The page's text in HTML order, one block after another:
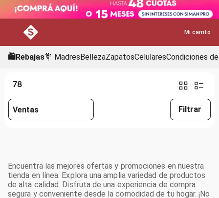
Mi carrito
🛍️Rebajas💐 MadresBellezaZapatosCelularesCondiciones
78
Ventas Filtrar
Encuentra las mejores ofertas y promociones en nuestra
tienda en línea. Explora una amplia variedad de productos
de alta calidad. Disfruta de una experiencia de compra
segura y conveniente desde la comodidad de tu hogar. ¡No